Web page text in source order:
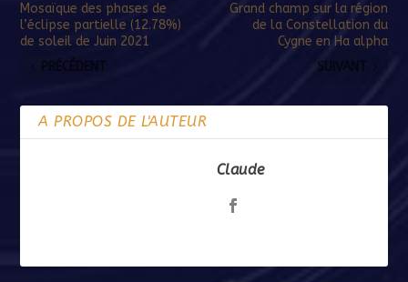
Mosaïque des phases de
l’éclipse partielle (12.78%)
de soleil de Juin 2021
PRÉCÉDENT
Grand champ sur la région
de la Constellation du
Cygne en Ha alpha
SUIVANT
A PROPOS DE L'AUTEUR
Claude